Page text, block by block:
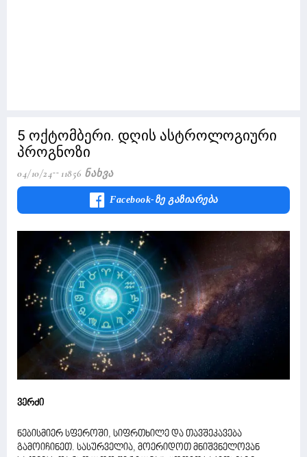
5 ოქტომბერი. დღის ასტროლოგიური
პროგნოზი
04/10/24 11856 Ნახვა
Facebook-Ზე Გაზიარება
ვერძი
ნებისმიერ სფეროში, სიფრთხილე და თავშეკავება
გამოიჩინეთ. სასურველია, მოერიდოთ მნიშვნელოვან